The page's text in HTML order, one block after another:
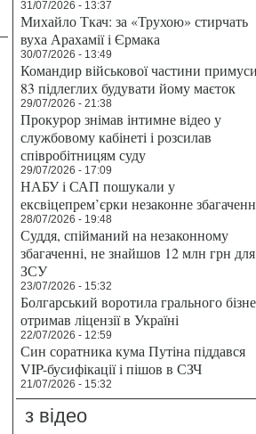
31/07/2026 - 13:37
Михайло Ткач: за «Трухою» стирчать
вуха Арахамії і Єрмака
30/07/2026 - 13:49
Командир військової частини
83 підлеглих будувати йому маєток
29/07/2026 - 21:38
Прокурор знімав інтимне відео у
службовому кабінеті і розсилав
співробітницям суду
29/07/2026 - 17:09
НАБУ і САП пошукали у
ексвіцепрем’єрки незаконне
28/07/2026 - 19:48
Суддя, спійманий на незаконному
збагаченні, не знайшов 12 млн грн для
ЗСУ
23/07/2026 - 15:32
Болгарський воротила грального
отримав ліцензії в Україні
22/07/2026 - 12:59
Син соратника кума Путіна піддався
VIP-бусифікації і пішов в СЗЧ
21/07/2026 - 15:32
з відео